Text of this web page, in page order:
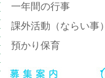
一年間の行事
課外活動（ならい事）
預かり保育